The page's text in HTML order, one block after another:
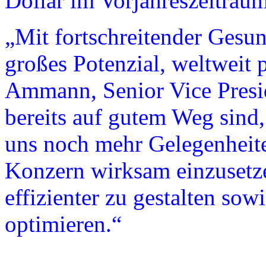
„Mit fortschreitender
großes Potenzial, weltweit
Ammann, Senior Vice
bereits auf gutem Weg
uns noch mehr
Konzern wirksam
effizienter zu gestalten
optimieren.“